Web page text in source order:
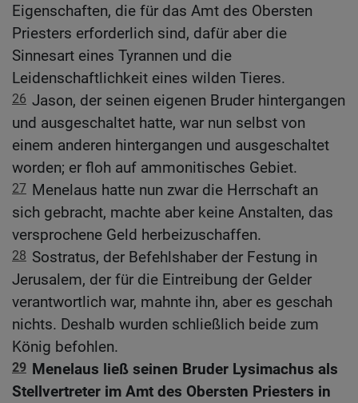
Eigenschaften, die für das Amt des Obersten
Priesters erforderlich sind, dafür aber die
Sinnesart eines Tyrannen und die
Leidenschaftlichkeit eines wilden Tieres.
26 Jason, der seinen eigenen Bruder hintergangen
und ausgeschaltet hatte, war nun selbst von
einem anderen hintergangen und ausgeschaltet
worden; er floh auf ammonitisches Gebiet.
27 Menelaus hatte nun zwar die Herrschaft an
sich gebracht, machte aber keine Anstalten, das
versprochene Geld herbeizuschaffen.
28 Sostratus, der Befehlshaber der Festung in
Jerusalem, der für die Eintreibung der Gelder
verantwortlich war, mahnte ihn, aber es geschah
nichts. Deshalb wurden schließlich beide zum
König befohlen.
29 Menelaus ließ seinen Bruder Lysimachus als
Stellvertreter im Amt des Obersten Priesters in